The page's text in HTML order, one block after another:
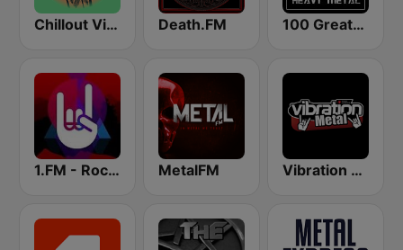
Chillout Vibes Death.FM 100 Greatest Heavy Metal
1.FM - Rock Classics MetalFM Vibration Metal